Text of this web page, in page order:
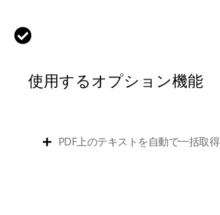
使用するオプション機能
PDF上のテキストを自動で一括取得